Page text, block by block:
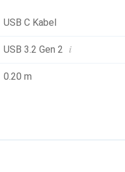
USB C Kabel
USB 3.2 Gen 2 i
0.20 m